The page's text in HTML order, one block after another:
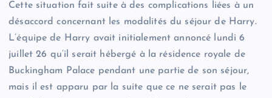
Cette situation fait suite à des complications liées à un
désaccord concernant les modalités du séjour de Harry.
L’équipe de Harry avait initialement annoncé lundi 6
juillet 26 qu’il serait hébergé à la résidence royale de
Buckingham Palace pendant une partie de son séjour,
mais il est apparu par la suite que ce ne serait pas le